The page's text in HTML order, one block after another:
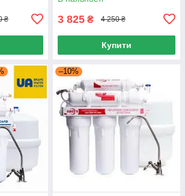
₴ 3 825 ₴ 4 250 ₴
Купити
–10%